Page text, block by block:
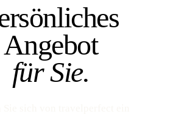
Angebot
für Sie.